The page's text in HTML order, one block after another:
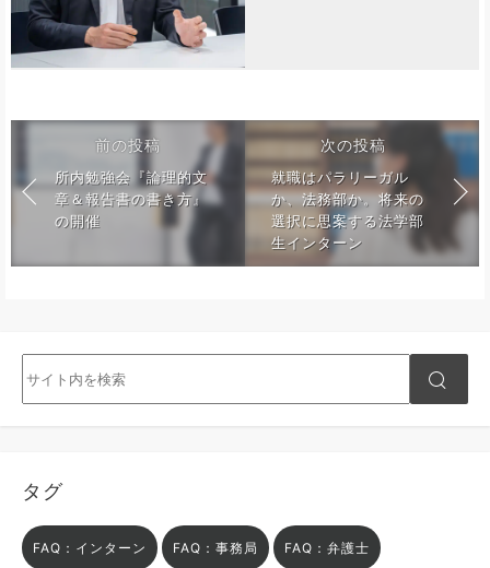
前の投稿
所内勉強会『論理的文
章＆報告書の書き方』
の開催
次の投稿
就職はパラリーガル
か、法務部か。将来の
選択に思案する法学部
生インターン
タグ
FAQ：インターン FAQ：事務局 FAQ：弁護士